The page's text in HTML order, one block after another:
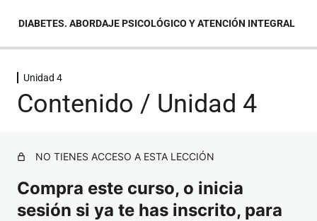
DIABETES. ABORDAJE PSICOLÓGICO Y ATENCIÓN INTEGRAL
Unidad 1
Unidad 3
Unidad 4
Unidad 4
Contenido / Unidad 4
NO TIENES ACCESO A ESTA LECCIÓN
Compra este curso, o inicia
sesión si ya te has inscrito, para